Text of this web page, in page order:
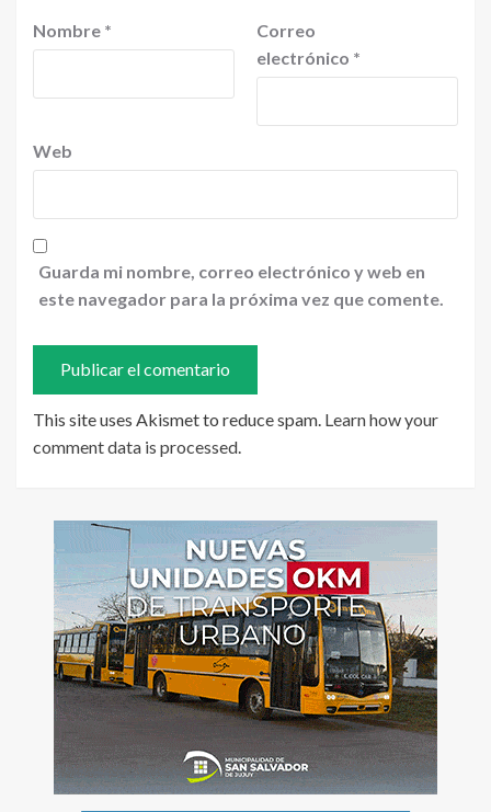
Nombre *
Correo
electrónico *
Web
Guarda mi nombre, correo electrónico y web en
este navegador para la próxima vez que comente.
This site uses Akismet to reduce spam. Learn how your
comment data is processed.